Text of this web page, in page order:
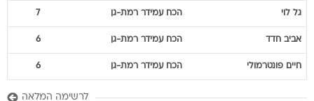
גל לוי הכח עמידר רמת-גן 7
אביב חדד הכח עמידר רמת-גן 6
חיים פונטרמולי הכח עמידר רמת-גן 6
לרשימה המלאה